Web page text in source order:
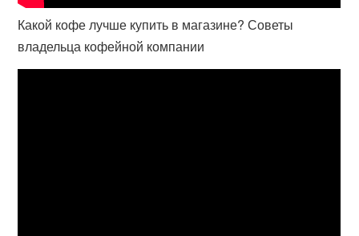
Какой кофе лучше купить в магазине? Советы
владельца кофейной компании